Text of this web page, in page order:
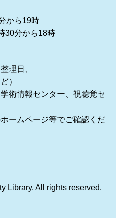
から19時
30分から18時
理日、
）
術情報センター、視聴覚セ
ームページ等でご確認くだ
Library. All rights reserved.